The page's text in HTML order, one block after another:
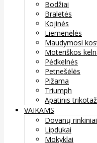
Bodžiai
Braletės
Kojinės
Liemenėlės
Maudymosi
Moteriškos
Pėdkelnės
Petnešėlės
Pižama
Triumph
Apatinis
VAIKAMS
Dovanų rinkiniai
Lipdukai
Mokyklai